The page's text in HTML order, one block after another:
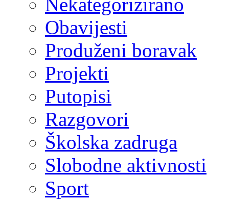
Obavijesti
Produženi boravak
Projekti
Putopisi
Razgovori
Školska zadruga
Slobodne aktivnosti
Sport